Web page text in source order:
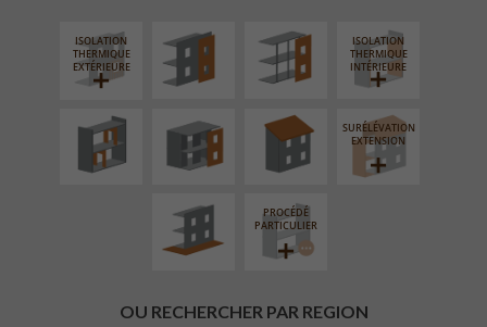
ISOLATION
THERMIQUE
EXTÉRIEURE
ISOLATION
THERMIQUE
INTÉRIEURE
RÉAMÉNAGEMENT
INTÉRIEUR
FERMETURE
LOGGIAS
RÉFECTION DES
TOITURES
SURÉLÉVATION
EXTENSION
AMÉNAGEMENT
EXTÉRIEUR
PROCÉDÉ
PARTICULIER
OU RECHERCHER PAR REGION